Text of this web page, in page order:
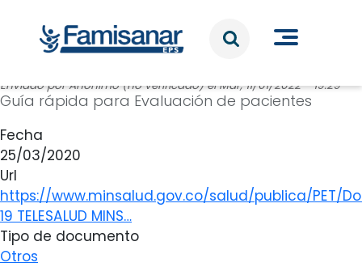
Enviado porAnónimo (no verificado)elMar, 11/01/2022 - 19:29
Guía rápida para Evaluación de pacientes
Fecha
25/03/2020
Url
https://www.minsalud.gov.co/salud/publica/PET/
19 TELESALUD MINS…
Tipo de documento
Otros